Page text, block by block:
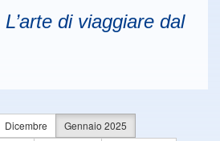
di viaggiare dal
Dicembre
Gennaio 2025